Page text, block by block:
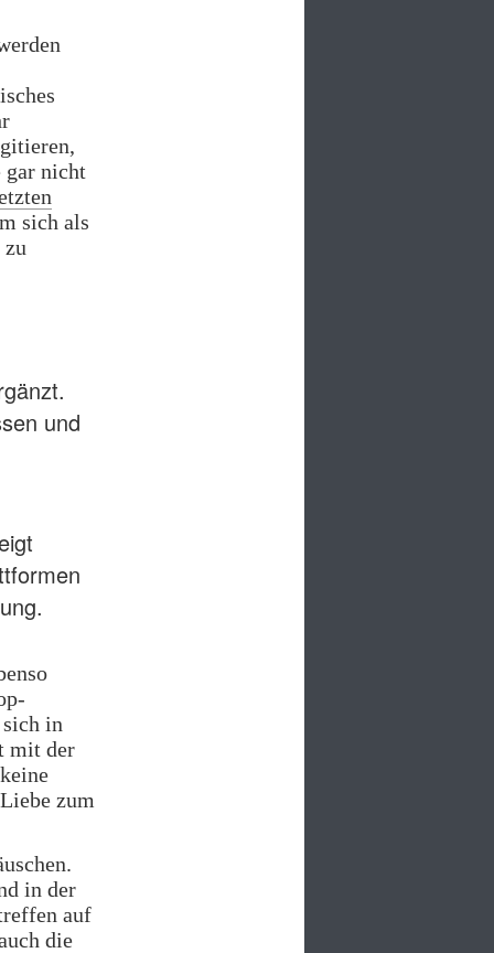
gar nicht
sich als
und
in
mit der
zum
in der
auf
die